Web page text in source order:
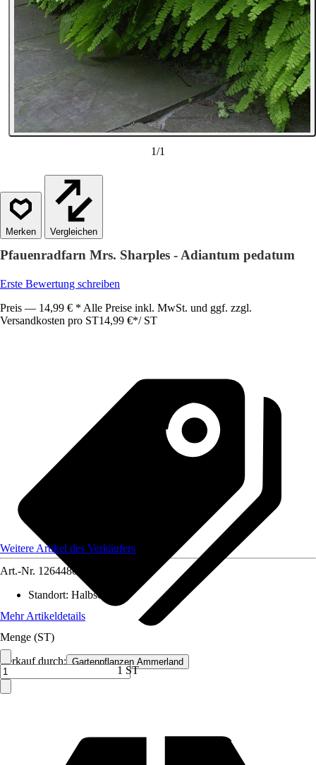
1/1
Vergleichen
Pfauenradfarn Mrs. Sharples - Adiantum pedatum
Erste Bewertung schreiben
Preis — 14,99 € * Alle Preise inkl. MwSt. und ggf. zzgl.
Versandkosten pro ST14,99 €*/ ST
Verkauf durch: Gartenpflanzen Ammerland
Weitere Artikel des Verkäufers
Art.-Nr. 12644801
Standort: Halbschatten
Mehr Artikeldetails
Menge (ST)
1 ST